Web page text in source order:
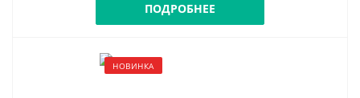
ПОДРОБНЕЕ
НОВИНКА